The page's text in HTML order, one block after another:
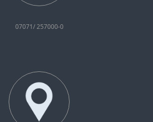
07071/ 257000-0